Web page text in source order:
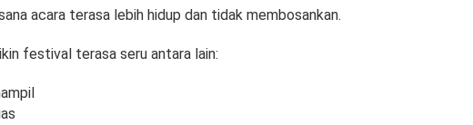
acara terasa lebih hidup dan tidak membosankan.
festival terasa seru antara lain: